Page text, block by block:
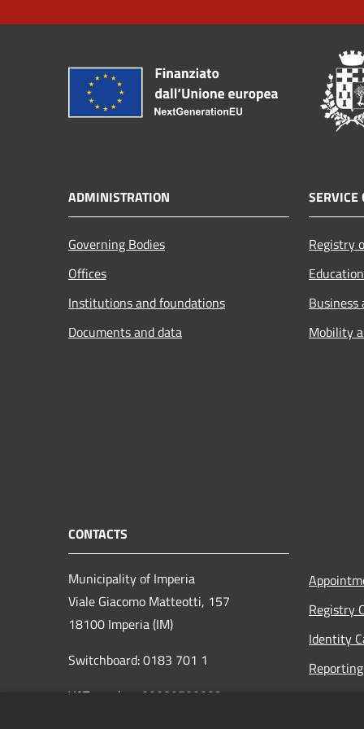
ADMINISTRATION
Governing Bodies
Offices
Institutions and foundations
Documents and data
SERVICE
Registry
Business
Mobility
CONTACTS
Municipality of Imperia
Viale Giacomo Matteotti, 157
18100 Imperia (IM)
Switchboard: 0183 701 1
VAT number: 00089700082
Registry
Identity